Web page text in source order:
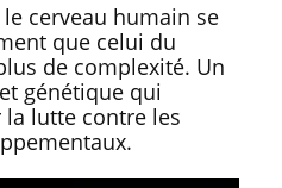
cerveau humain se
que celui du
de complexité. Un
génétique qui
lutte contre les